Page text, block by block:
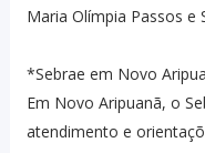
Maria Olímpia Passos e
*Sebrae em Novo
Em Novo Aripuanã, o
atendimento e